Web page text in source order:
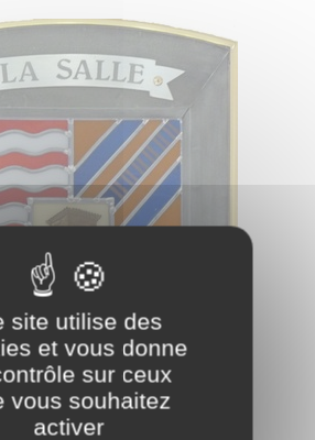
site utilise des
et vous donne
sur ceux
vous souhaitez
activer